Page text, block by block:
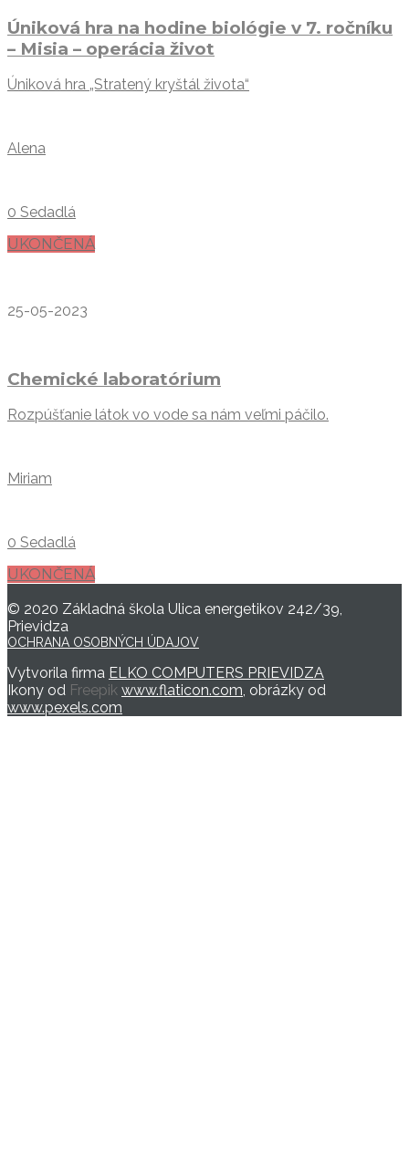
Úniková hra na hodine biológie v 7. ročníku
– Misia – operácia život
Úniková hra „Stratený kryštál života“
Alena
0 Sedadlá
UKONČENÁ
25-05-2023
Chemické laboratórium
Rozpúšťanie látok vo vode sa nám veľmi páčilo.
Miriam
0 Sedadlá
UKONČENÁ
© 2020 Základná škola Ulica energetikov 242/39,
Prievidza
OCHRANA OSOBNÝCH ÚDAJOV
Vytvorila firma ELKO COMPUTERS PRIEVIDZA
Ikony od Freepik www.flaticon.com, obrázky od
www.pexels.com